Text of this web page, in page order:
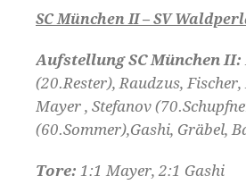
SC München II– SV
Aufstellung SC München II:
(20.Rester), Raudzus, Fischer,
Mayer , Stefanov
(60.Sommer),Gashi, Gräbel,
Tore: 1:1 Mayer, 2:1 Gashi